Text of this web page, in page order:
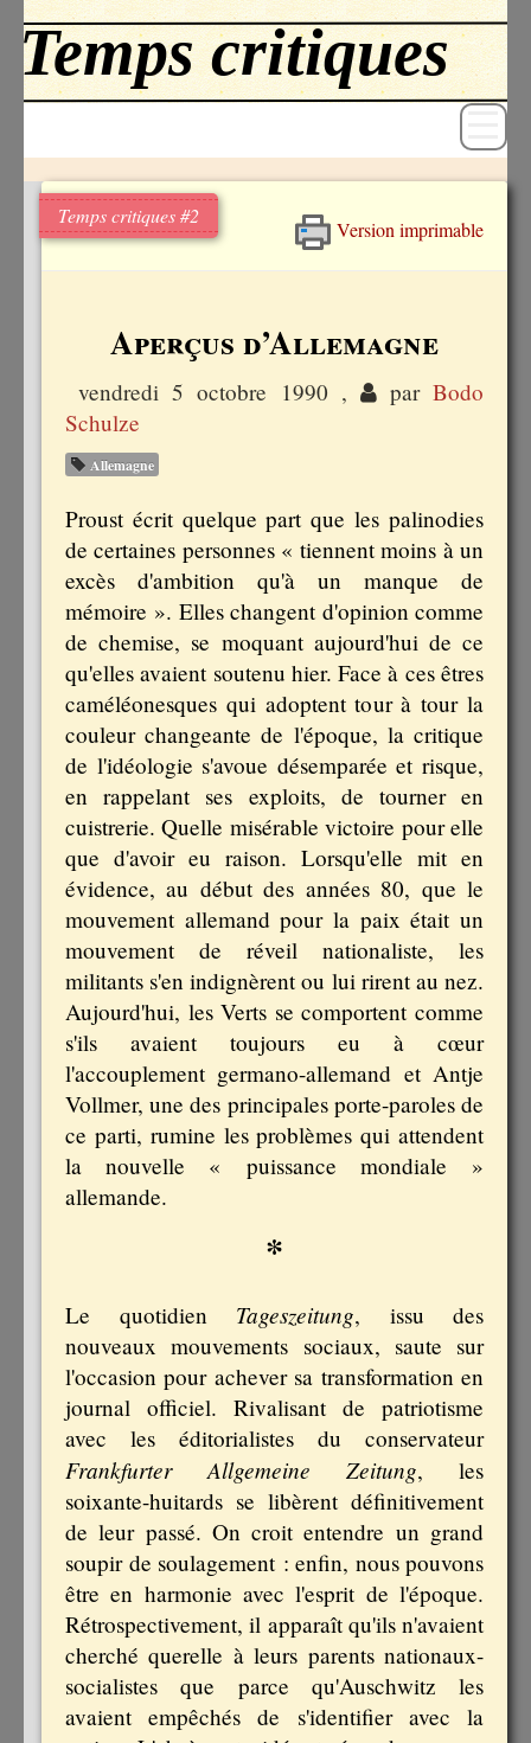
Textes
Archives
Temps critiques #2
Version imprimable
Aperçus d’Allemagne
vendredi 5 octobre 1990 , par Bodo
Schulze
Allemagne
Proust écrit quelque part que les palinodies
de certaines personnes « tiennent moins à un
excès d'ambition qu'à un manque de
mémoire ». Elles changent d'opinion comme
de chemise, se moquant aujourd'hui de ce
qu'elles avaient soutenu hier. Face à ces êtres
caméléonesques qui adoptent tour à tour la
couleur changeante de l'époque, la critique
de l'idéologie s'avoue désemparée et risque,
en rappelant ses exploits, de tourner en
cuistrerie. Quelle misérable victoire pour elle
que d'avoir eu raison. Lorsqu'elle mit en
évidence, au début des années 80, que le
mouvement allemand pour la paix était un
mouvement de réveil nationaliste, les
militants s'en indignèrent ou lui rirent au nez.
Aujourd'hui, les Verts se comportent comme
s'ils avaient toujours eu à cœur
l'accouplement germano-allemand et Antje
Vollmer, une des principales porte-paroles de
ce parti, rumine les problèmes qui attendent
la nouvelle « puissance mondiale »
allemande.
*
Le quotidien Tageszeitung, issu des
nouveaux mouvements sociaux, saute sur
l'occasion pour achever sa transformation en
journal officiel. Rivalisant de patriotisme
avec les éditorialistes du conservateur
Frankfurter Allgemeine Zeitung, les
soixante-huitards se libèrent définitivement
de leur passé. On croit entendre un grand
soupir de soulagement : enfin, nous pouvons
être en harmonie avec l'esprit de l'époque.
Rétrospectivement, il apparaît qu'ils n'avaient
cherché querelle à leurs parents nationaux-
socialistes que parce qu'Auschwitz les
avaient empêchés de s'identifier avec la